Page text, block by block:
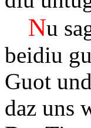
Nu
beidiu
Guot
daz uns